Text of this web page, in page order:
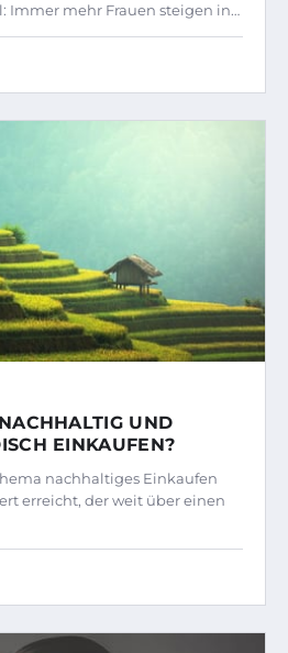
Immer mehr Frauen steigen in…
UND
EINKAUFEN?
nachhaltiges Einkaufen
erreicht, der weit über einen